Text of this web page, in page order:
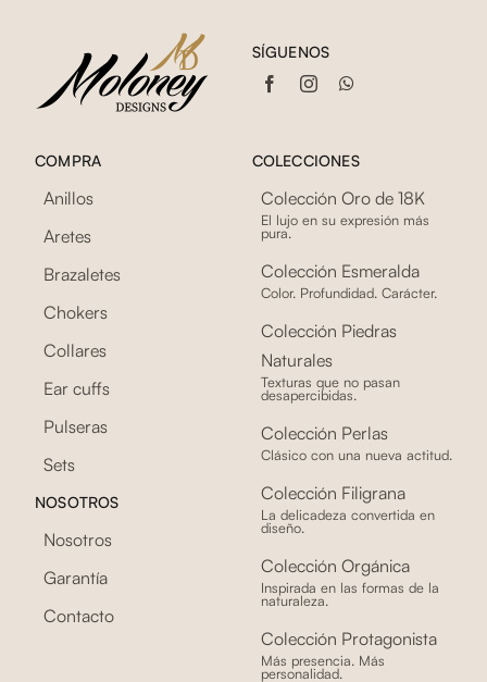
COMPRA
Anillos
Aretes
Brazaletes
Chokers
Collares
Ear cuffs
Pulseras
Sets
NOSOTROS
Nosotros
Garantía
Contacto
COLECCIONES
Colección Oro de 18K
El lujo en su expresión más
pura.
Colección Esmeralda
Color. Profundidad. Carácter.
Colección Piedras
Naturales
Texturas que no pasan
desapercibidas.
Colección Perlas
Clásico con una nueva actitud.
Colección Filigrana
La delicadeza convertida en
diseño.
Colección Orgánica
Inspirada en las formas de la
naturaleza.
Colección Protagonista
Más presencia. Más
personalidad.
SÍGUENOS